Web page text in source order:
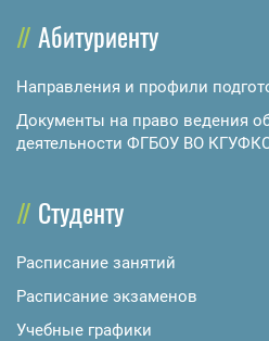
Абитуриенту
Направления и профили
Документы на право ведения
деятельности ФГБОУ ВО
Студенту
Расписание занятий
Расписание экзаменов
Учебные графики